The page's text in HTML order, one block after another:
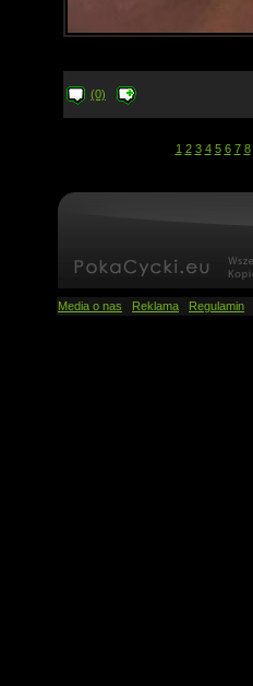
(0)
1 2 3 4 5 6 7 8
Media o nas Reklama Regulamin